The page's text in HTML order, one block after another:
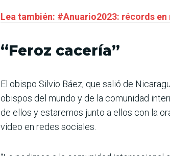
Lea también: #Anuario2023: récords
“Feroz cacería”
El obispo Silvio Báez, que salió de
obispos del mundo y de la comunidad
de ellos y estaremos junto a ellos con la
video en redes sociales.